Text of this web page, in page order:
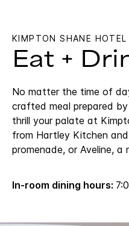
KIMPTON SHANE HOTEL
Eat +
No matter the time of
crafted meal prepared
thrill your palate at
from Hartley Kitchen
promenade, or Aveline, a
In-room dining hours: